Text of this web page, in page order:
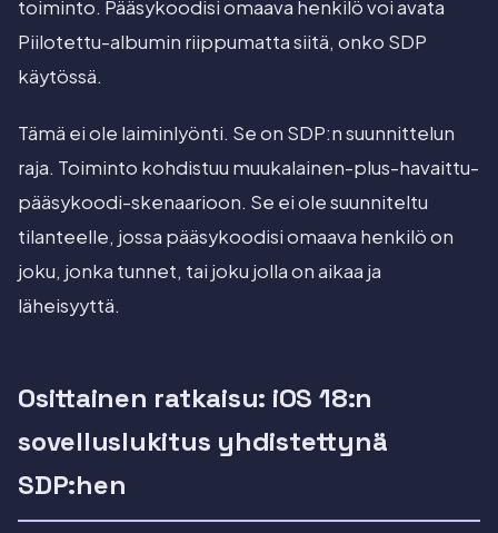
toiminto. Pääsykoodisi omaava henkilö voi avata
Piilotettu-albumin riippumatta siitä, onko SDP
käytössä.
Tämä ei ole laiminlyönti. Se on SDP:n suunnittelun
raja. Toiminto kohdistuu muukalainen-plus-havaittu-
pääsykoodi-skenaarioon. Se ei ole suunniteltu
tilanteelle, jossa pääsykoodisi omaava henkilö on
joku, jonka tunnet, tai joku jolla on aikaa ja
läheisyyttä.
Osittainen ratkaisu: iOS 18:n
sovelluslukitus yhdistettynä
SDP:hen